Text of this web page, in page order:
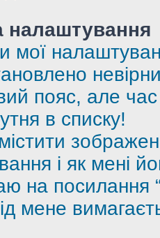
налаштування
мої
пояс, але
в списку!
і як мені
на посилання
мене